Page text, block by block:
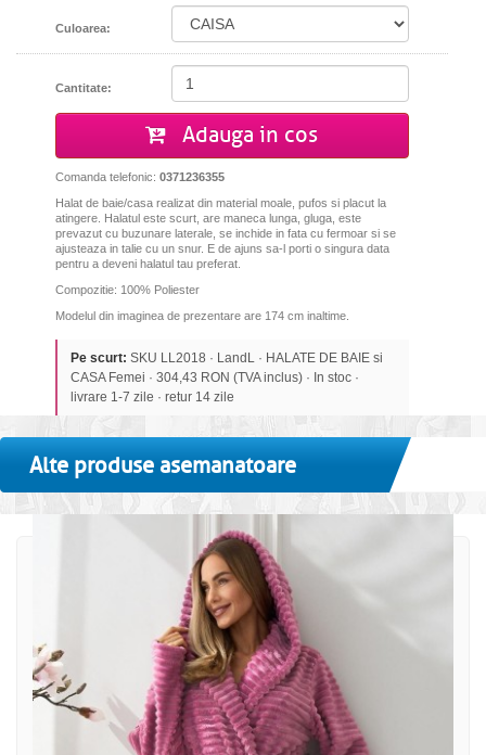
Culoarea:
Cantitate:
Adauga in cos
Comanda telefonic: 0371236355
Halat de baie/casa realizat din material moale, pufos si placut la
atingere. Halatul este scurt, are maneca lunga, gluga, este
prevazut cu buzunare laterale, se inchide in fata cu fermoar si se
ajusteaza in talie cu un snur. E de ajuns sa-l porti o singura data
pentru a deveni halatul tau preferat.
Compozitie: 100% Poliester
Modelul din imaginea de prezentare are 174 cm inaltime.
Pe scurt: SKU LL2018 · LandL · HALATE DE BAIE si
CASA Femei · 304,43 RON (TVA inclus) · In stoc ·
livrare 1-7 zile · retur 14 zile
Alte produse asemanatoare